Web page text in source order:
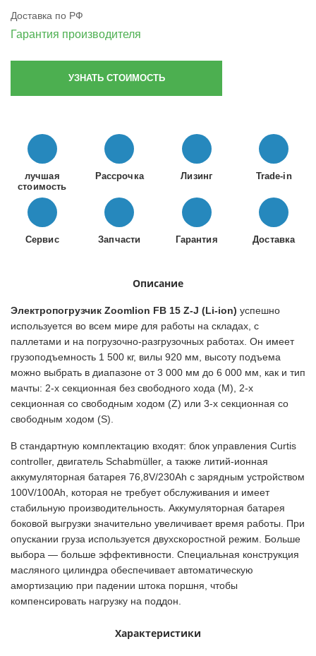
Доставка по РФ
Гарантия производителя
УЗНАТЬ СТОИМОСТЬ
лучшая
стоимость
Рассрочка Лизинг Trade-in
Сервис Запчасти Гарантия Доставка
Описание
Электропогрузчик Zoomlion FB 15 Z-J (Li-ion) успешно
используется во всем мире для работы на складах, с
паллетами и на погрузочно-разгрузочных работах. Он имеет
грузоподъемность 1 500 кг, вилы 920 мм, высоту подъема
можно выбрать в диапазоне от 3 000 мм до 6 000 мм, как и тип
мачты: 2-х секционная без свободного хода (M), 2-х
секционная со свободным ходом (Z) или 3-х секционная со
свободным ходом (S).
В стандартную комплектацию входят: блок управления Curtis
controller, двигатель Schabmüller, а также литий-ионная
аккумуляторная батарея 76,8V/230Ah с зарядным устройством
100V/100Ah, которая не требует обслуживания и имеет
стабильную производительность. Аккумуляторная батарея
боковой выгрузки значительно увеличивает время работы. При
опускании груза используется двухскоростной режим. Больше
выбора — больше эффективности. Специальная конструкция
масляного цилиндра обеспечивает автоматическую
амортизацию при падении штока поршня, чтобы
компенсировать нагрузку на поддон.
Характеристики